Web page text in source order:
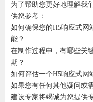
为了帮助您更好地理解我
供您参考：
如何确保您的H5响应式网
能？
在制作过程中，有哪些关
期？
如何评估一个H5响应式网
如果您有任何其他疑问或
建设专家将竭诚为您提供